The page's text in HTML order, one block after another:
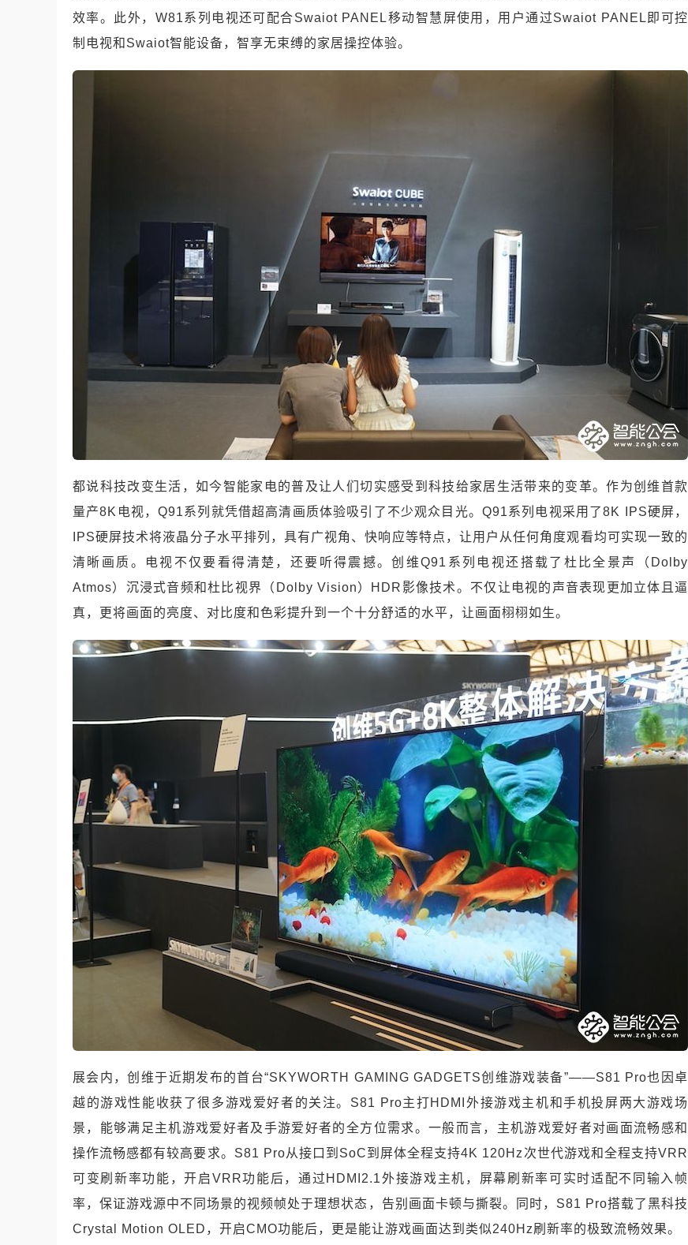
效率。此外， W81系列电视还可配合Swaiot PANEL移动智慧屏使用，用户通过Swaiot PANEL 即可控
制电视和 Swaiot智能设备，智享无束缚的家居操控体验。
都说科技改变生活，如今智能家电的普及让人们切实感受到科技给家居生活带来的变革。作为创维首款
量产8K 电视，Q91系列就凭借超高清画质体验吸引了不少观众目光。 Q91系列电视采用了8K IPS硬屏，
IPS硬屏技术将液晶分子水平排列，具有广视角、快响应等特点，让用户从任何角度观看均可实现一致的
清晰画质。电视不仅要看得清楚，还要听得震撼。创维Q91 系列电视还搭载了杜比全景声（ Dolby
Atmos）沉浸式音频和杜比视界（ Dolby Vision） HDR 影像技术。不仅让电视的声音表现更加立体且逼
真，更将画面的亮度、对比度和色彩提升到一个十分舒适的水平，让画面栩栩如生。
展会内，创维于近期发布的首台“SKYWORTH GAMING GADGETS创维游戏装备”——S81 Pro也因卓
越的游戏性能收获了很多游戏爱好者的关注。 S81 Pro主打HDMI 外接游戏主机和手机投屏两大游戏场
景，能够满足主机游戏爱好者及手游爱好者的全方位需求。一般而言，主机游戏爱好者对画面流畅感和
操作流畅感都有较高要求。 S81 Pro从接口到 SoC到屏体全程支持4K 120Hz 次世代游戏和全程支持VRR
可变刷新率功能，开启VRR功能后，通过 HDMI2.1外接游戏主机，屏幕刷新率可实时适配不同输入帧
率，保证游戏源中不同场景的视频帧处于理想状态，告别画面卡顿与撕裂。同时， S81 Pro搭载了黑科技
Crystal Motion OLED ，开启CMO功能后，更是能让游戏画面达到类似240Hz刷新率的极致流畅效果。